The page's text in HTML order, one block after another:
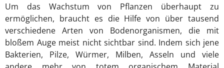
Um das Wachstum von Pflanzen überhaupt zu
ermöglichen, braucht es die Hilfe von über tausend
verschiedene Arten von Bodenorganismen, die mit
bloßem Auge meist nicht sichtbar sind. Indem sich jene
Bakterien, Pilze, Würmer, Milben, Asseln und viele